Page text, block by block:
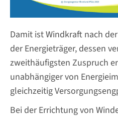
Damit ist Windkraft nach
der Energieträger, dessen
zweithäufigsten Zuspruch
unabhängiger von
gleichzeitig
Bei der Errichtung von